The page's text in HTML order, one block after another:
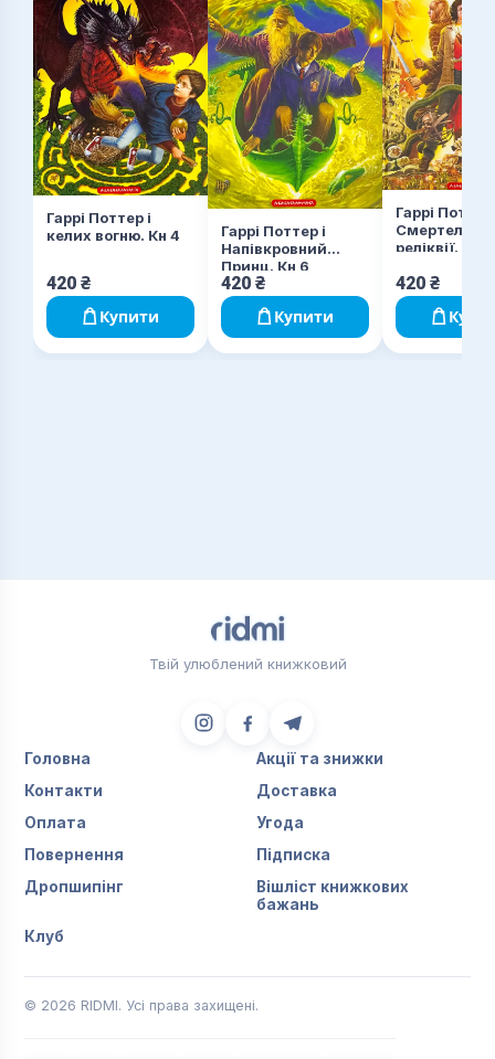
Гаррі Поттер і
келих вогню. Кн 4
420 ₴
Купити
Гаррі Поттер і
Напівкровний
Принц. Кн 6
420 ₴
Купити
Гаррі Поттер
Смертельні
реліквії. Кн 7
420 ₴
Твій улюблений книжковий
Головна
Акції та знижки
Контакти
Доставка
Оплата
Угода
Повернення
Підписка
Дропшипінг
Вішліст книжкових
бажань
Клуб
© 2026 RIDMI. Усі права захищені.